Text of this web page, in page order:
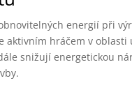
energií při
hráčem v oblasti
snižují energetickou